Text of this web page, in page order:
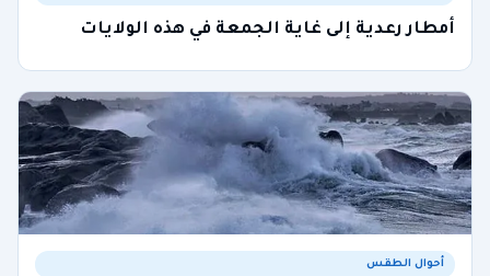
أمطار رعدية إلى غاية الجمعة في هذه الولايات
أحوال الطقس